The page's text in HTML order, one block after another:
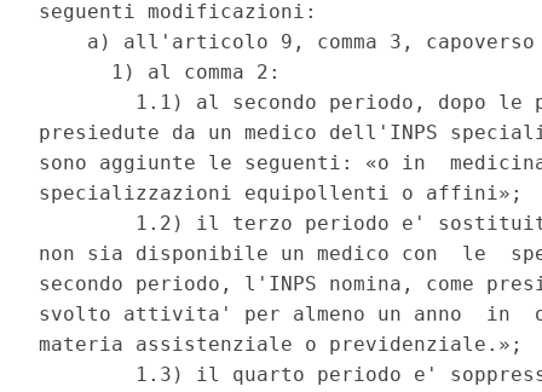
seguenti modificazioni:
a) all'articolo 9, comma 3,
      1) al comma 2:
1.1) al secondo periodo, dopo le
presiedute da un medico dell'INPS
sono aggiunte le seguenti: «o in
specializzazioni equipollenti o affini»;
1.2) il terzo periodo e'
non sia disponibile un medico con  le
secondo periodo, l'INPS nomina, come
svolto attivita' per almeno un anno  in
materia assistenziale o previdenziale.»;
1.3) il quarto periodo e'